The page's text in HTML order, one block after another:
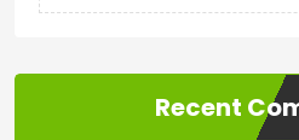
Recent